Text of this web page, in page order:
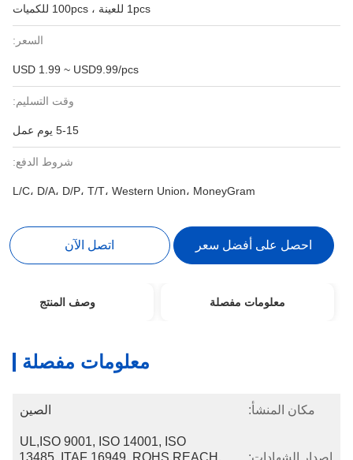
1pcs للعينة ، 100pcs للكميات
السعر:
USD 1.99 ~ USD9.99/pcs
وقت التسليم:
5-15 يوم عمل
شروط الدفع:
L/C، D/A، D/P، T/T، Western Union، MoneyGram
احصل على أفضل سعر اتصل الآن
معلومات مفصلة وصف المنتج
معلومات مفصلة
مكان المنشأ: الصين
إصدار الشهادات:
UL,ISO 9001, ISO 14001, ISO
13485, ITAF 16949, ROHS,REACH.